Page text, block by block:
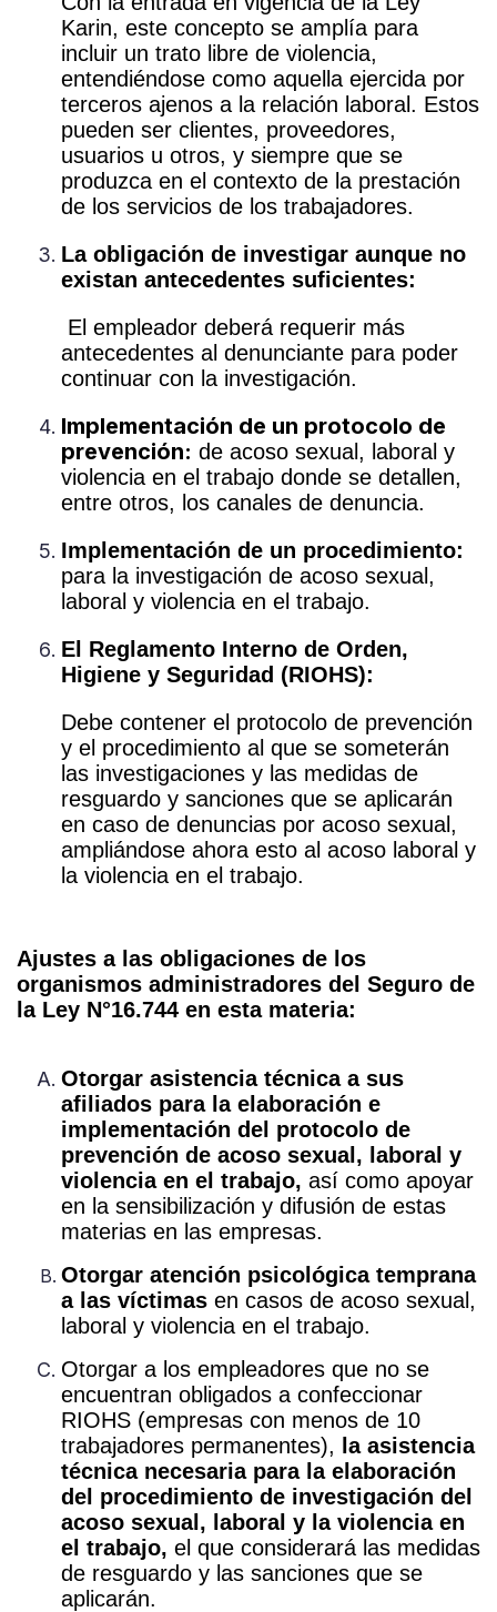
Karin, este concepto se amplía para
incluir un trato libre de violencia,
entendiéndose como aquella ejercida por
terceros ajenos a la relación laboral. Estos
pueden ser clientes, proveedores,
usuarios u otros, y siempre que se
produzca en el contexto de la prestación
de los servicios de los trabajadores.
La obligación de investigar aunque no
existan antecedentes suficientes:
El empleador deberá requerir más
antecedentes al denunciante para poder
continuar con la investigación.
Implementación de un protocolo de
prevención: de acoso sexual, laboral y
violencia en el trabajo donde se detallen,
entre otros, los canales de denuncia.
Implementación de un procedimiento:
para la investigación de acoso sexual,
laboral y violencia en el trabajo.
El Reglamento Interno de Orden,
Higiene y Seguridad (RIOHS):
Debe contener el protocolo de prevención
y el procedimiento al que se someterán
las investigaciones y las medidas de
resguardo y sanciones que se aplicarán
en caso de denuncias por acoso sexual,
ampliándose ahora esto al acoso laboral y
la violencia en el trabajo.
Ajustes a las obligaciones de los
organismos administradores del Seguro de
la Ley N°16.744 en esta materia:
Otorgar asistencia técnica a sus
afiliados para la elaboración e
implementación del protocolo de
prevención de acoso sexual, laboral y
violencia en el trabajo, así como apoyar
en la sensibilización y difusión de estas
materias en las empresas.
Otorgar atención psicológica temprana
a las víctimas en casos de acoso sexual,
laboral y violencia en el trabajo.
Otorgar a los empleadores que no se
encuentran obligados a confeccionar
RIOHS (empresas con menos de 10
trabajadores permanentes), la asistencia
técnica necesaria para la elaboración
del procedimiento de investigación del
acoso sexual, laboral y la violencia en
el trabajo, el que considerará las medidas
de resguardo y las sanciones que se
aplicarán.